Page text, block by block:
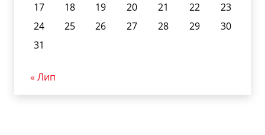
17
18 19 20 21 22
23
24
25 26 27 28 29
30
31
« Лип